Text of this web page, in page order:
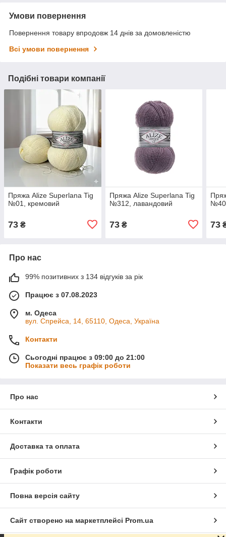
Умови повернення
Повернення товару впродовж 14 днів за домовленістю
Всі умови повернення
Подібні товари компанії
Пряжа Alize Superlana Tig
№01, кремовий
73 ₴
Пряжа Alize Superlana Tig
№312, лавандовий
73₴ 73
Про нас
99% позитивних з 134 відгуків за рік
Працює з 07.08.2023
м. Одеса
вул. Спрейса, 14, 65110, Одеса, Україна
Контакти
Сьогодні працює з 09:00 до 21:00
Показати весь графік роботи
Про нас
Контакти
Доставка та оплата
Графік роботи
Повна версія сайту
Сайт створено на маркетплейсі Prom.ua